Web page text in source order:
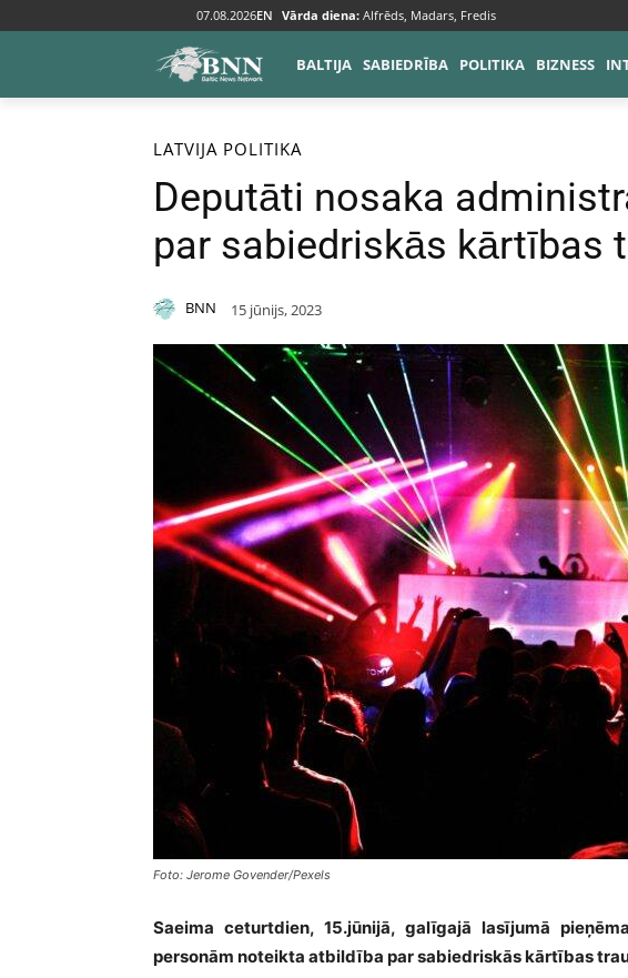
07.08.2026EN Vārda diena: Alfrēds, Madars, Fredis
BALTIJA SABIEDRĪBA POLITIKA BIZNESS
Sākums Baltija Latvija
LATVIJA POLITIKA
Deputāti nosaka
par sabiedriskās kārtības
BNN 15 jūnijs, 2023
Foto: Jerome Govender/Pexels
Saeima ceturtdien, 15.jūnijā, galīgajā lasījumā
personām noteikta atbildība par sabiedriskās kārtības